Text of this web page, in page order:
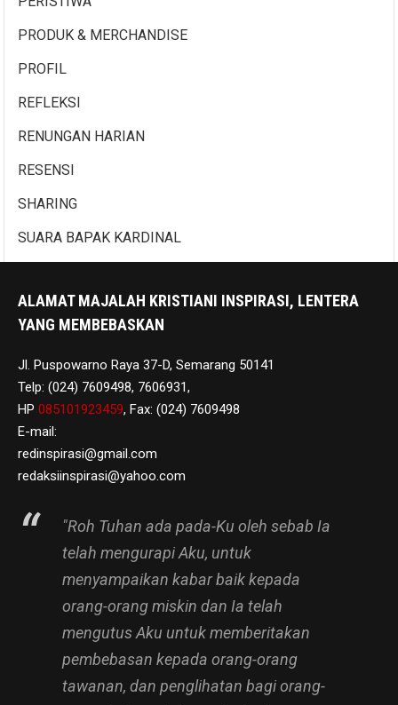
PRODUK & MERCHANDISE
PROFIL
REFLEKSI
RENUNGAN HARIAN
RESENSI
SHARING
SUARA BAPAK KARDINAL
ALAMAT MAJALAH KRISTIANI INSPIRASI, LENTERA
YANG MEMBEBASKAN
Jl. Puspowarno Raya 37-D, Semarang 50141
Telp: (024) 7609498, 7606931,
HP 085101923459, Fax: (024) 7609498
E-mail:
redinspirasi@gmail.com
redaksiinspirasi@yahoo.com
"Roh Tuhan ada pada-Ku oleh sebab Ia
telah mengurapi Aku, untuk
menyampaikan kabar baik kepada
orang-orang miskin dan Ia telah
mengutus Aku untuk memberitakan
pembebasan kepada orang-orang
tawanan, dan penglihatan bagi orang-